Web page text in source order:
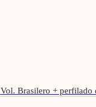
Vol. Brasilero + perfilado